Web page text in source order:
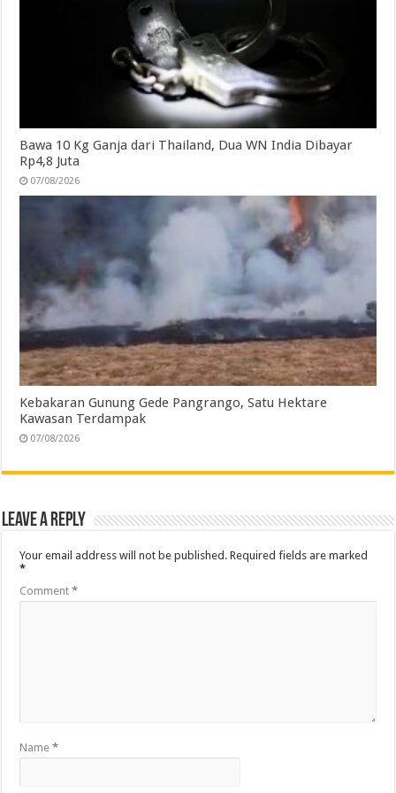
Bawa 10 Kg Ganja dari Thailand, Dua WN India Dibayar
Rp4,8 Juta
07/08/2026
Kebakaran Gunung Gede Pangrango, Satu Hektare
Kawasan Terdampak
07/08/2026
Leave a Reply
Your email address will not be published. Required fields are marked
*
Comment*
Name*